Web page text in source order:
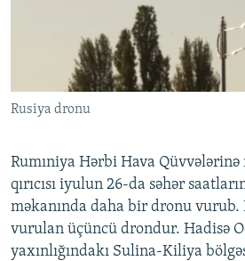
Rusiya dronu
Rumıniya Hərbi Hava Qüvvələrinə
qırıcısı iyulun 26-da səhər
məkanında daha bir dronu vurub.
vurulan üçüncü drondur. Hadisə
yaxınlığındakı Sulina-Kiliya